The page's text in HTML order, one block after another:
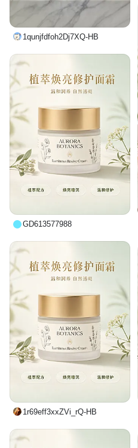
1qunjfdfoh2Dj7XQ-HB
GD613577988
1r69eff3xxZVi_rQ-HB